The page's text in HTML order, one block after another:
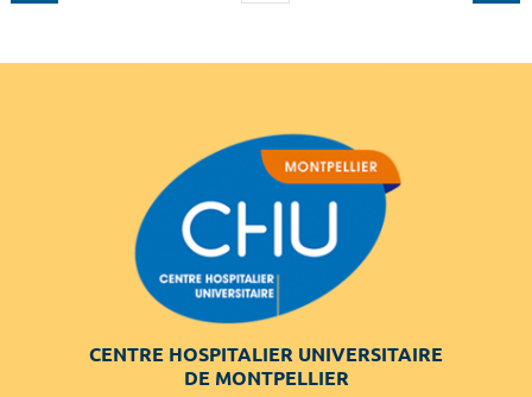
CENTRE HOSPITALIER UNIVERSITAIRE
DE MONTPELLIER